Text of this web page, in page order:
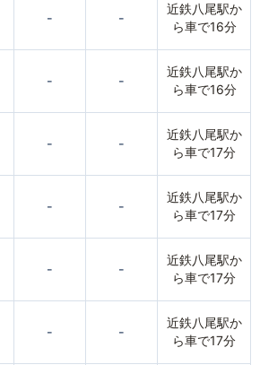
- -
近鉄八尾駅か
ら車で16分
- -
近鉄八尾駅か
ら車で16分
- -
近鉄八尾駅か
ら車で17分
- -
近鉄八尾駅か
ら車で17分
- -
近鉄八尾駅か
ら車で17分
- -
近鉄八尾駅か
ら車で17分